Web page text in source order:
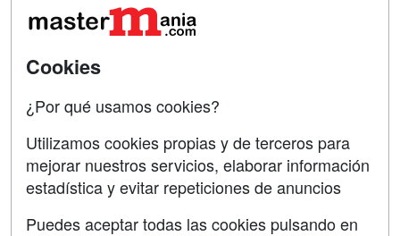
Contactar
Copyleft
Cookies
¿Por qué usamos cookies?
Utilizamos cookies propias y de terceros para
mejorar nuestros servicios, elaborar información
estadística y evitar repeticiones de anuncios
Puedes aceptar todas las cookies pulsando en